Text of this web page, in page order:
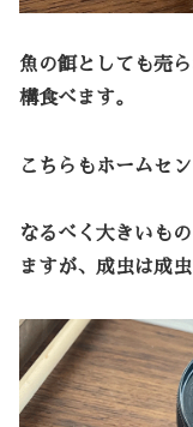
魚の餌としても売
構食べます。
こちらもホームセ
なるべく大きいも
ますが、成虫は成